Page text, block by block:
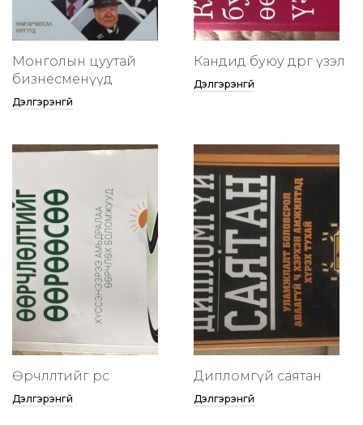
Монголын цуутай
бизнесменүүд
Дэлгэрэнгүй
Кандид буюу өөдрөг үзэл
Дэлгэрэнгүй
Өөрчлөлтийг өөрөөсөө
Дэлгэрэнгүй
Дипломгүй саятан
Дэлгэрэнгүй